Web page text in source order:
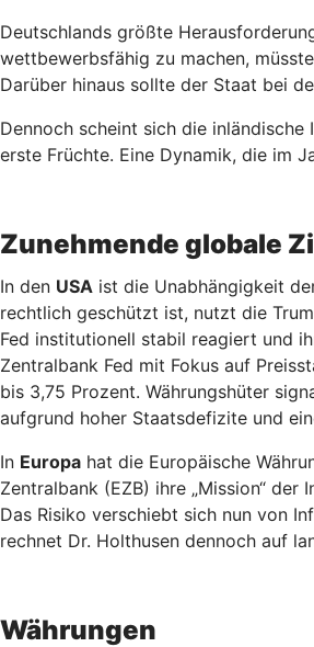
Deutschlands größte
wettbewerbsfähig zu machen,
Darüber hinaus sollte der Staat bei
Dennoch scheint sich die
erste Früchte. Eine Dynamik, die im
Zunehmende globale
In den USA ist die Unabhängigkeit
rechtlich geschützt ist, nutzt die
Fed institutionell stabil reagiert und
Zentralbank Fed mit Fokus auf
bis 3,75 Prozent. Währungshüter
aufgrund hoher Staatsdefizite und
In Europa hat die Europäische
Zentralbank (EZB) ihre „Mission“
Das Risiko verschiebt sich nun von
rechnet Dr. Holthusen dennoch auf
Währungen